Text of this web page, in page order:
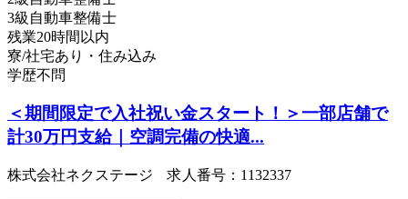
3級自動車整備士
残業20時間以内
寮/社宅あり・住み込み
学歴不問
＜期間限定で入社祝い金スタート！＞一部店舗で
計30万円支給｜空調完備の快適...
株式会社ネクステージ 求人番号：1132337